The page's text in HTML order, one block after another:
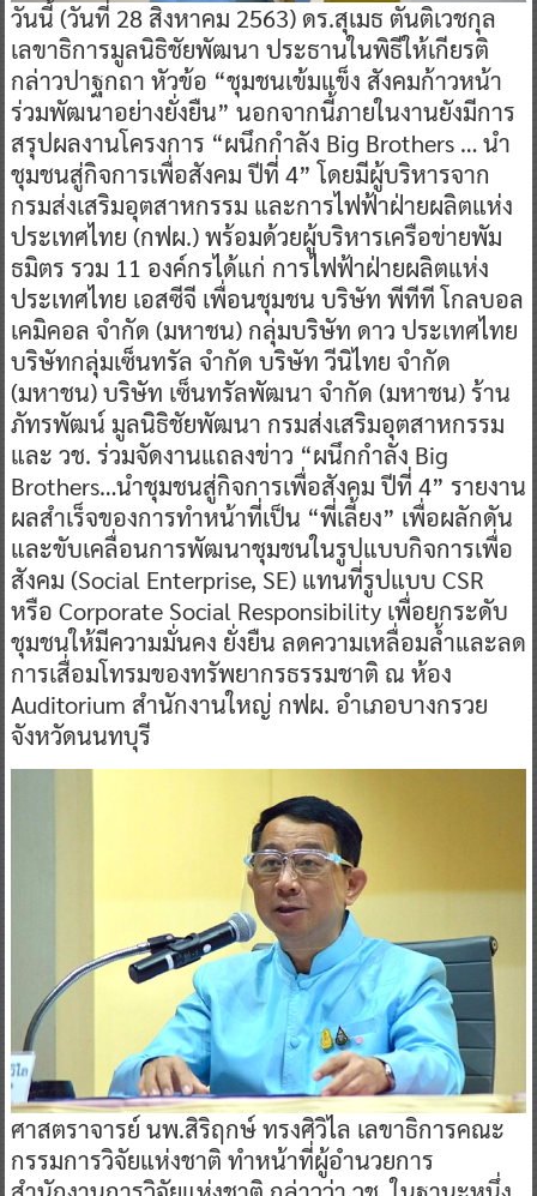
วันนี้ (วันที่ 28 สิงหาคม 2563) ดร.สุเมธ ตันติเวชกุล
เลขาธิการมูลนิธิชัยพัฒนา ประธานในพิธีให้เกียรติ
กล่าวปาฐกถา หัวข้อ “ชุมชนเข้มแข็ง สังคมก้าวหน้า
ร่วมพัฒนาอย่างยั่งยืน” นอกจากนี้ภายในงานยังมีการ
สรุปผลงานโครงการ “ผนึกกำลัง Big Brothers … นำ
ชุมชนสู่กิจการเพื่อสังคม ปีที่ 4” โดยมีผู้บริหารจาก
กรมส่งเสริมอุตสาหกรรม และการไฟฟ้าฝ่ายผลิตแห่ง
ประเทศไทย (กฟผ.) พร้อมด้วยผู้บริหารเครือข่ายพัม
ธมิตร รวม 11 องค์กรได้แก่ การไฟฟ้าฝ่ายผลิตแห่ง
ประเทศไทย เอสซีจี เพื่อนชุมชน บริษัท พีทีที โกลบอล
เคมิคอล จำกัด (มหาชน) กลุ่มบริษัท ดาว ประเทศไทย
บริษัทกลุ่มเซ็นทรัล จำกัด บริษัท วีนิไทย จำกัด
(มหาชน) บริษัท เซ็นทรัลพัฒนา จำกัด (มหาชน) ร้าน
ภัทรพัฒน์ มูลนิธิชัยพัฒนา กรมส่งเสริมอุตสาหกรรม
และ วช. ร่วมจัดงานแถลงข่าว “ผนึกกำลัง Big
Brothers…นำชุมชนสู่กิจการเพื่อสังคม ปีที่ 4” รายงาน
ผลสำเร็จของการทำหน้าที่เป็น “พี่เลี้ยง” เพื่อผลักดัน
และขับเคลื่อนการพัฒนาชุมชนในรูปแบบกิจการเพื่อ
สังคม (Social Enterprise, SE) แทนที่รูปแบบ CSR
หรือ Corporate Social Responsibility เพื่อยกระดับ
ชุมชนให้มีความมั่นคง ยั่งยืน ลดความเหลื่อมล้ำและลด
การเสื่อมโทรมของทรัพยากรธรรมชาติ ณ ห้อง
Auditorium สำนักงานใหญ่ กฟผ. อำเภอบางกรวย
จังหวัดนนทบุรี
ศาสตราจารย์ นพ.สิริฤกษ์ ทรงศิวิไล เลขาธิการคณะ
กรรมการวิจัยแห่งชาติ ทำหน้าที่ผู้อำนวยการ